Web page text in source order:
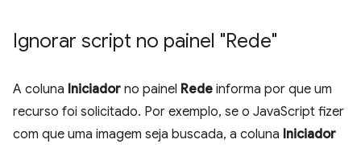
Ignorar script no painel "Rede"
A coluna Iniciador no painel Rede informa por que um
recurso foi solicitado. Por exemplo, se o JavaScript fizer
com que uma imagem seja buscada, a coluna Iniciador